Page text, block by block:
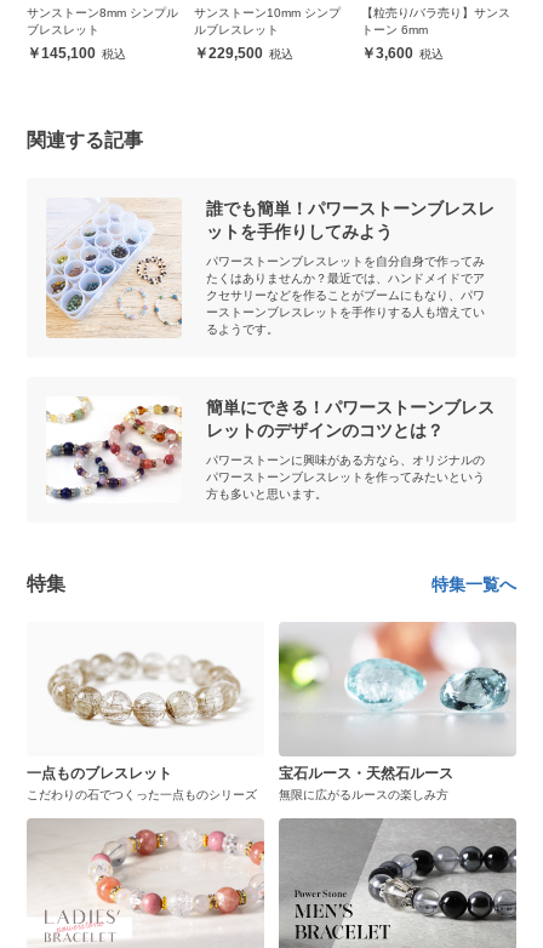
サンストーン8mm シンプル
ブレスレット
145,100
サンストーン10mm シンプ
ルブレスレット
229,500
【粒売り/バラ売り】サンス
トーン 6mm
3,600
関連する記事
誰でも簡単！パワーストーンブレスレ
ットを手作りしてみよう
パワーストーンブレスレットを自分自身で作ってみ
たくはありませんか？最近では、ハンドメイドでア
クセサリーなどを作ることがブームにもなり、パワ
ーストーンブレスレットを手作りする人も増えてい
るようです。
簡単にできる！パワーストーンブレス
レットのデザインのコツとは？
パワーストーンに興味がある方なら、オリジナルの
パワーストーンブレスレットを作ってみたいという
方も多いと思います。
特集 特集一覧へ
一点ものブレスレット
こだわりの石でつくった一点ものシリーズ
宝石ルース・天然石ルース
無限に広がるルースの楽しみ方